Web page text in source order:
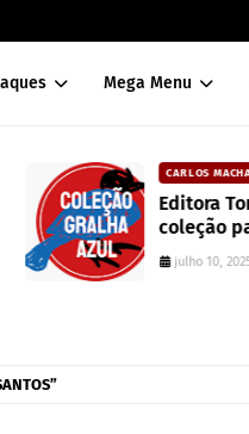
Mega Menu
lança
literatura